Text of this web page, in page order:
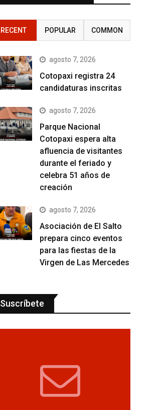
RECENT POPULAR COMMON
agosto 7, 2026
Cotopaxi registra 24
candidaturas inscritas
agosto 7, 2026
Parque Nacional
Cotopaxi espera alta
afluencia de visitantes
durante el feriado y
celebra 51 años de
creación
agosto 7, 2026
Asociación de El Salto
prepara cinco eventos
para las fiestas de la
Virgen de Las Mercedes
Suscríbete